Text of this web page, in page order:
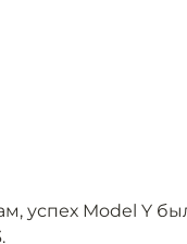
успех Model Y